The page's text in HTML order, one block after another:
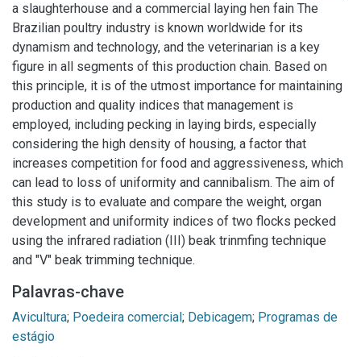
a slaughterhouse and a commercial laying hen fain The
Brazilian poultry industry is known worldwide for its
dynamism and technology, and the veterinarian is a key
figure in all segments of this production chain. Based on
this principle, it is of the utmost importance for maintaining
production and quality indices that management is
employed, including pecking in laying birds, especially
considering the high density of housing, a factor that
increases competition for food and aggressiveness, which
can lead to loss of uniformity and cannibalism. The aim of
this study is to evaluate and compare the weight, organ
development and uniformity indices of two flocks pecked
using the infrared radiation (III) beak trinmfing technique
and "V" beak trimming technique.
Palavras-chave
Avicultura; Poedeira comercial; Debicagem; Programas de
estágio